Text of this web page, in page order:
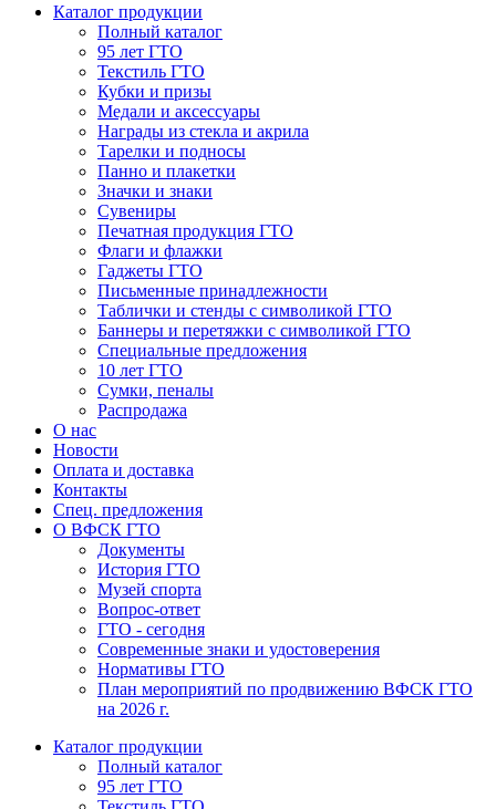
Каталог продукции
Полный каталог
95 лет ГТО
Текстиль ГТО
Кубки и призы
Медали и аксессуары
Награды из стекла и акрила
Тарелки и подносы
Панно и плакетки
Значки и знаки
Сувениры
Печатная продукция ГТО
Флаги и флажки
Гаджеты ГТО
Письменные принадлежности
Таблички и стенды с символикой ГТО
Баннеры и перетяжки с символикой ГТО
Специальные предложения
10 лет ГТО
Сумки, пеналы
Распродажа
О нас
Новости
Оплата и доставка
Контакты
Спец. предложения
О ВФСК ГТО
Документы
История ГТО
Музей спорта
Вопрос-ответ
ГТО - сегодня
Современные знаки и удостоверения
Нормативы ГТО
План мероприятий по продвижению ВФСК ГТО
на 2026 г.
Каталог продукции
Полный каталог
95 лет ГТО